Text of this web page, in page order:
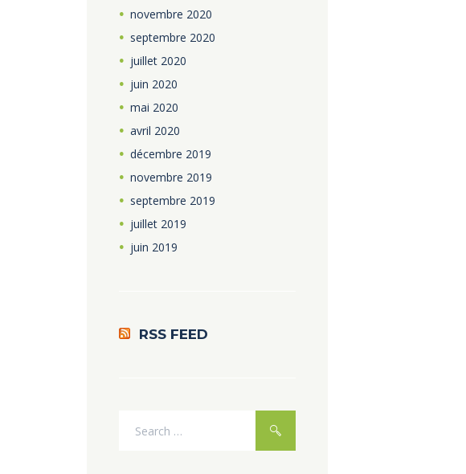
novembre 2020
septembre 2020
juillet 2020
juin 2020
mai 2020
avril 2020
décembre 2019
novembre 2019
septembre 2019
juillet 2019
juin 2019
RSS FEED